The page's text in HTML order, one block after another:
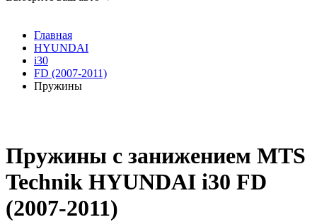
Главная
HYUNDAI
i30
FD (2007-2011)
Пружины
Пружины с занижением MTS
Technik HYUNDAI i30 FD
(2007-2011)